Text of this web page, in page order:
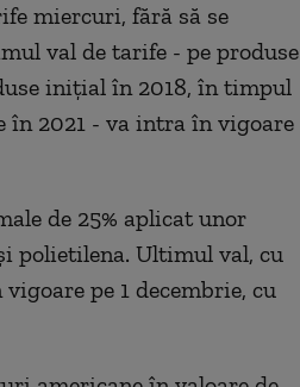
miercuri, fără să se
val de tarife - pe produse
inițial în 2018, în timpul
2021 - va intra în vigoare
de 25% aplicat unor
polietilena. Ultimul val, cu
pe 1 decembrie, cu